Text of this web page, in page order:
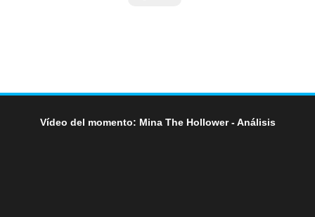
Vídeo del momento: Mina The Hollower - Análisis